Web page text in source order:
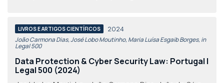
LIVROS E ARTIGOS CIENTÍFICOS 2024
João Carmona Dias, José Lobo Moutinho, Maria Luísa Esgaib Borges, in
Legal 500
Data Protection & Cyber Security Law: Portugal |
Legal 500 (2024)